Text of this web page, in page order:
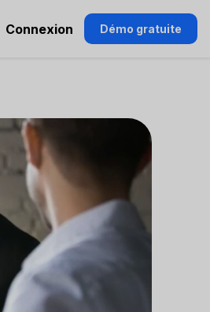
Connexion Démo gratuite